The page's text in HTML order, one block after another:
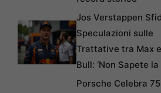
Jos Verstappen
Speculazioni sulle
Trattative tra Max
Bull: ‘Non Sapete la
Porsche Celebra